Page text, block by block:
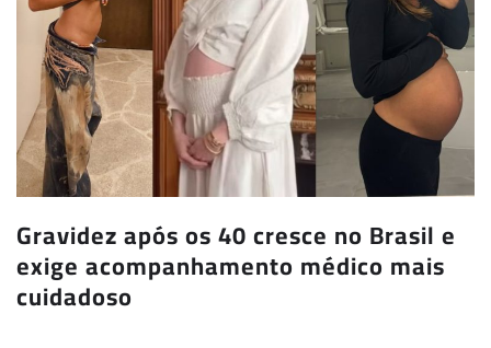
Gravidez após os 40 cresce no Brasil e
exige acompanhamento médico mais
cuidadoso